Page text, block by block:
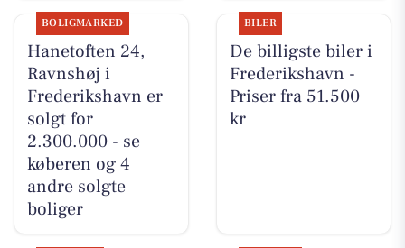
BOLIGMARKED
Hanetoften 24,
Ravnshøj i
Frederikshavn er
solgt for
2.300.000 - se
køberen og 4
andre solgte
boliger
BILER
De billigste biler i
Frederikshavn -
Priser fra 51.500
kr